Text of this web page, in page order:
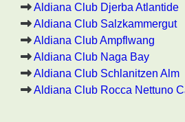
Aldiana Club Djerba Atlantide
Aldiana Club Salzkammergut
Aldiana Club Ampflwang
Aldiana Club Naga Bay
Aldiana Club Schlanitzen Alm
Aldiana Club Rocca Nettuno